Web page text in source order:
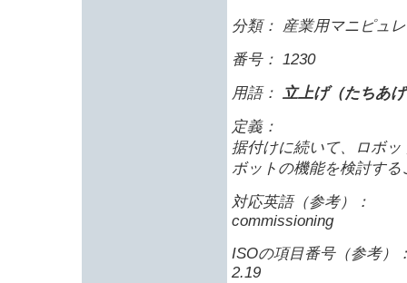
分類： 産業用マニピュ
番号： 1230
用語： 立上げ（たちあ
定義：
据付けに続いて、ロボ
ボットの機能を検討する
対応英語（参考）：
commissioning
ISOの項目番号（参考）
2.19